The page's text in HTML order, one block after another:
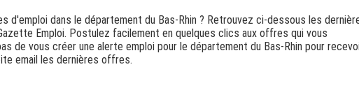
d'emploi dans le département du Bas-Rhin ? Retrouvez ci-dessous les
Emploi. Postulez facilement en quelques clics aux offres qui vous
de vous créer une alerte emploi pour le département du Bas-Rhin pour
email les dernières offres.